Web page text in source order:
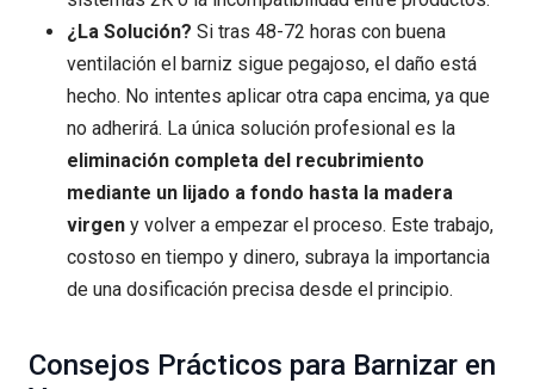
¿La Solución? Si tras 48-72 horas con buena
ventilación el barniz sigue pegajoso, el daño está
hecho. No intentes aplicar otra capa encima, ya que
no adherirá. La única solución profesional es la
eliminación completa del recubrimiento
mediante un lijado a fondo hasta la madera
virgen y volver a empezar el proceso. Este trabajo,
costoso en tiempo y dinero, subraya la importancia
de una dosificación precisa desde el principio.
Consejos Prácticos para Barnizar en